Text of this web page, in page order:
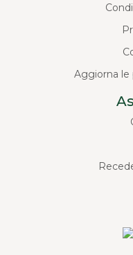
Aggiorna le